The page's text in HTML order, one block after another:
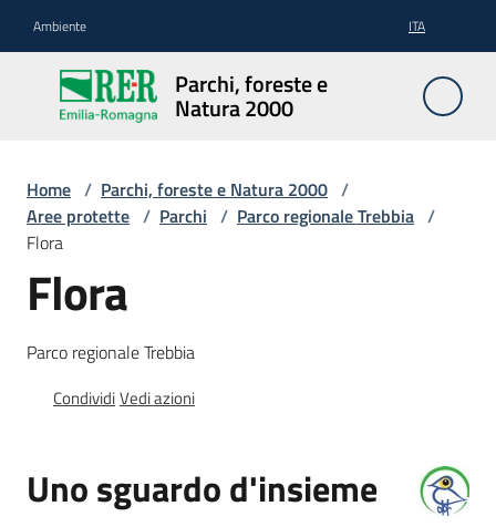
Ambiente ITA
Parchi, foreste e
Natura 2000
Parchi,
foreste
e
2000
Aree
Protette
Rete
Home / Parchi, foreste e Natura 2000 /
Aree protette / Parchi / Parco regionale Trebbia /
Flora
Flora
Parco regionale Trebbia
CondividiVedi azioni
Uno sguardo d'insieme